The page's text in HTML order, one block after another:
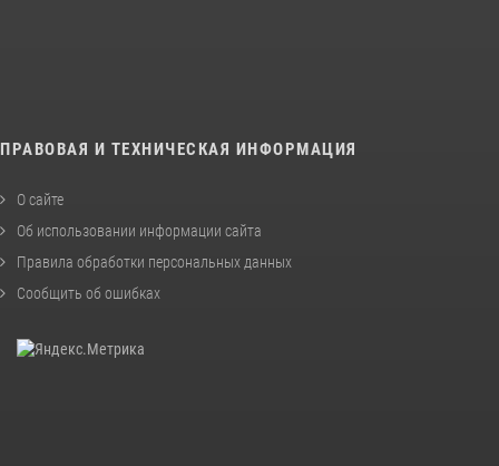
ПРАВОВАЯ И ТЕХНИЧЕСКАЯ ИНФОРМАЦИЯ
О сайте
Об использовании информации сайта
Правила обработки персональных данных
Сообщить об ошибках